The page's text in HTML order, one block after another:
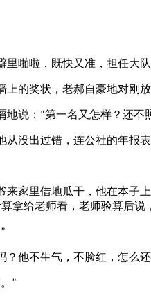
啪啦，既快又准，担任大
奖状，老郝自豪地对刚放
说： “第一名又怎样？还不
出过错，连公社的年报表
家里借地瓜干，他在本子上
拿给老师看，老师验算后说
”
他不生气，不脸红，怎么
”